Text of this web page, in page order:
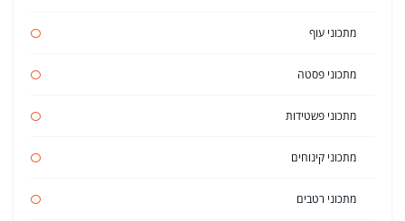
מתכוני עוף
מתכוני פסטה
מתכוני פשטידות
מתכוני קינוחים
מתכוני רטבים